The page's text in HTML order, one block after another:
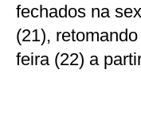
fechados na
(21),
feira (22) a